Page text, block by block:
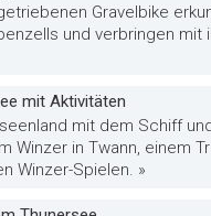
Gravelbike
und verbringen mit
mit Aktivitäten
mit dem Schiff
Winzer in Twann, einem
Winzer-Spielen. »